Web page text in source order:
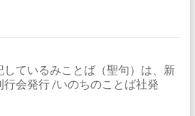
しているみことば（聖句）は、新
会発行 /いのちのことば社発